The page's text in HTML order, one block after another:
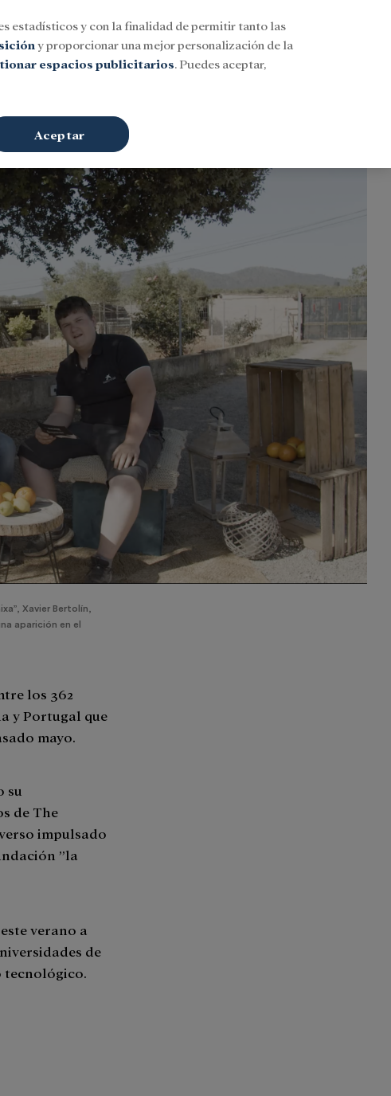
Iniciar sesión Buscar
Xavier Bertolín,
aparición en el
los 362
y Portugal que
mayo.
su
de The
impulsado
”la
verano a
de
tecnológico.
estadísticos y con la finalidad de permitir tanto las
y proporcionar una mejor personalización de la
espacios publicitarios. Puedes aceptar,
Aceptar